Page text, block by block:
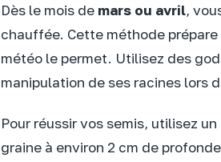
Dès le mois de mars ou avril,
chauffée. Cette méthode
météo le permet. Utilisez des
manipulation de ses racines lors
Pour réussir vos semis, utilisez
graine à environ 2 cm de